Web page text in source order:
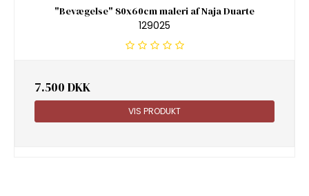
"Bevægelse" 80x60cm maleri af Naja Duarte
129025
7.500 DKK
VIS PRODUKT